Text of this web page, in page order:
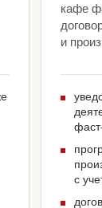
кафе
и
с